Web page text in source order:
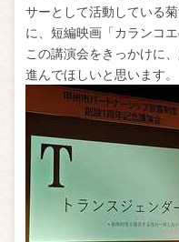
サーとして活動している
に、短編映画「カランコ
この講演会をきっかけに
進んでほしいと思います。